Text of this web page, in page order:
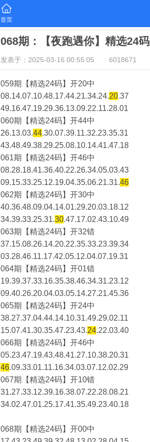
首页
068期：【夜跑遇你】精选24码
发表于：2025-03-16 00:55:05 6018671
059期【精选24码】开20中
08.14.07.10.48.17.44.21.34.24.20.37
49.16.47.19.29.36.13.09.22.11.28.01
060期【精选24码】开44中
26.13.03.44.30.07.39.11.32.23.35.31
43.48.49.38.29.25.08.10.14.41.47.18
061期【精选24码】开46中
08.28.18.41.36.40.22.26.34.05.03.43
09.15.33.25.12.19.04.35.06.21.31.46
062期【精选24码】开30中
40.36.48.09.04.14.01.29.20.03.18.12
34.39.33.25.31.30.47.17.02.43.10.49
063期【精选24码】开32错
37.15.08.26.14.20.22.35.33.23.39.34
03.28.46.11.17.42.05.12.04.07.19.31
064期【精选24码】开01错
19.39.37.33.16.35.38.46.34.31.23.12
09.40.26.20.04.03.05.14.27.21.45.36
065期【精选24码】开24中
38.27.37.04.44.14.10.31.49.29.02.11
15.07.41.30.35.47.23.43.24.22.03.40
066期【精选24码】开46中
05.23.47.19.43.48.41.27.10.38.20.31
46.09.33.01.11.16.34.03.07.12.02.29
067期【精选24码】开10错
31.27.33.12.39.16.38.07.22.28.08.21
34.02.47.01.25.17.41.35.49.23.40.18
068期【精选24码】开00中